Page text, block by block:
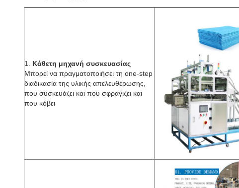
1. Κάθετη μηχανή συσκευασίας
Μπορεί να πραγματοποιήσει τη one-step
διαδικασία της υλικής απελευθέρωσης,
που συσκευάζει και που σφραγίζει και
που κόβει